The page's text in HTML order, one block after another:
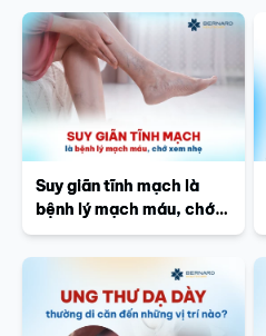
04/02
Suy giãn tĩnh mạch là
bệnh lý mạch máu, chớ
xem nhẹ